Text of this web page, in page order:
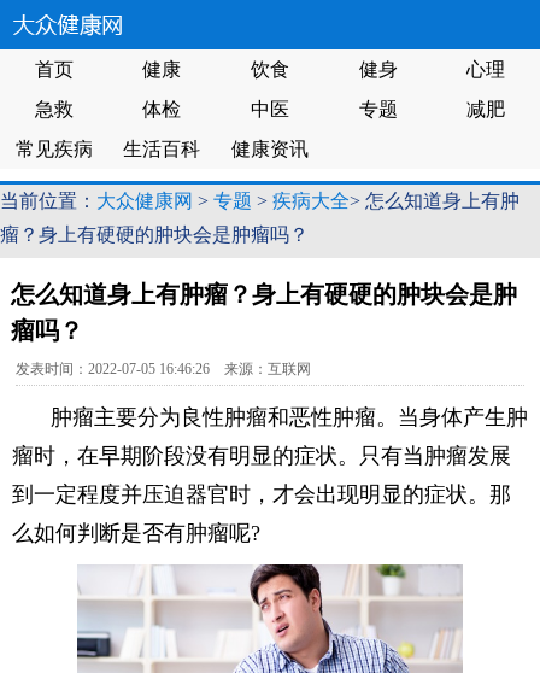
首页 健康 饮食 健身
心理
急救
体检 中医 专题
减肥
常见疾病
生活百科 健康资讯
当前位置： 大众健康网 > 专题 > 疾病大全> 怎么知道身上有肿
瘤？身上有硬硬的肿块会是肿瘤吗？
怎么知道身上有肿瘤？身上有硬硬的肿块会是肿
瘤吗？
发表时间：2022-07-05 16:46:26 来源：互联网
肿瘤主要分为良性肿瘤和恶性肿瘤。当身体产生肿
瘤时，在早期阶段没有明显的症状。只有当肿瘤发展
到一定程度并压迫器官时，才会出现明显的症状。那
么如何判断是否有肿瘤呢?